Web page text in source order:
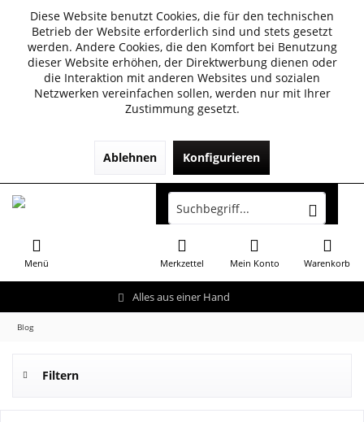
Diese Website benutzt Cookies, die für den technischen
Betrieb der Website erforderlich sind und stets gesetzt
werden. Andere Cookies, die den Komfort bei Benutzung
dieser Website erhöhen, der Direktwerbung dienen oder
die Interaktion mit anderen Websites und sozialen
Netzwerken vereinfachen sollen, werden nur mit Ihrer
Zustimmung gesetzt.
Ablehnen Konfigurieren
Alles aus einer Hand
Menü Warenkorb
Merkzettel Mein Konto
Blog
Filtern